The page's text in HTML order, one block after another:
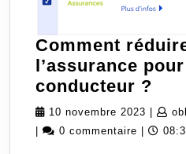
Comment
l’assurance
conducteur ?
le
10 novembre 2023 10
0 commentaire